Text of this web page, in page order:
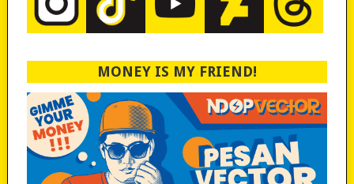
MONEY IS MY FRIEND!